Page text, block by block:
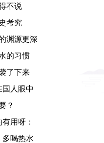
不说
考究
渊源更深
的习惯
了下来
国人眼中
？
用呀：
多喝热水